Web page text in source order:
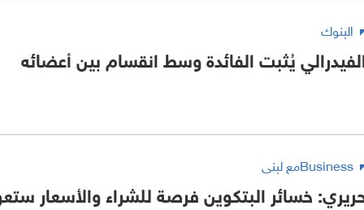
البنوك
يُثبت الفائدة وسط انقسام بين أعضائه
Businessمع لبنى
خسائر البتكوين فرصة للشراء والأسعار